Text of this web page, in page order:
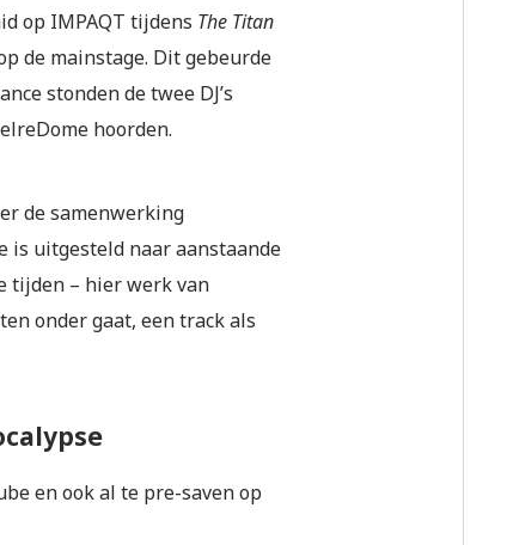
op IMPAQT tijdens The Titan
de mainstage. Dit gebeurde
stonden de twee DJ’s
hoorden.
de samenwerking
is uitgesteld naar aanstaande
tijden – hier werk van
onder gaat, een track als
en ook al te pre-saven op